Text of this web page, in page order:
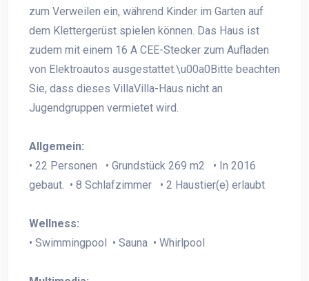
zum Verweilen ein, während Kinder im Garten auf
dem Klettergerüst spielen können. Das Haus ist
zudem mit einem 16 A CEE-Stecker zum Aufladen
von Elektroautos ausgestattet.\u00a0Bitte beachten
Sie, dass dieses VillaVilla-Haus nicht an
Jugendgruppen vermietet wird.
Allgemein:
• 22 Personen • Grundstück 269 m2 • In 2016
gebaut. • 8 Schlafzimmer • 2 Haustier(e) erlaubt
Wellness:
• Swimmingpool • Sauna • Whirlpool